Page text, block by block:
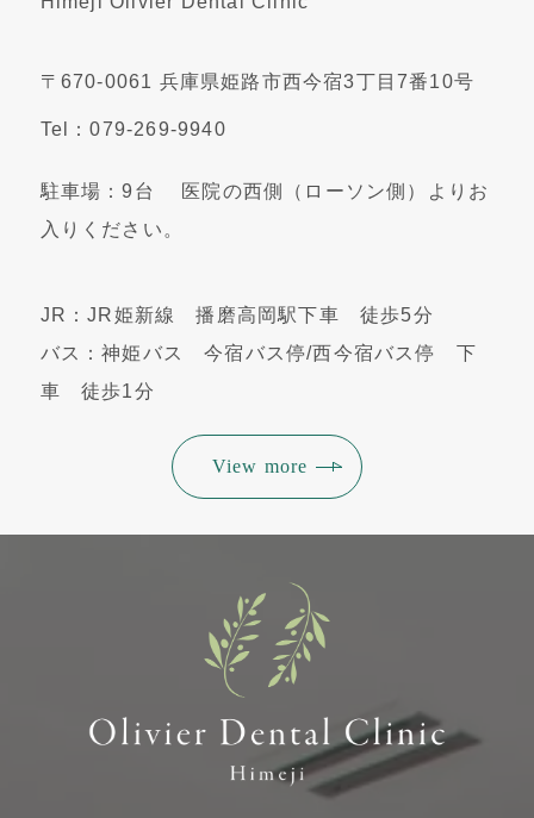
〒670-0061 兵庫県姫路市西今宿3丁目7番10号
Tel：079-269-9940
駐車場：9台 医院の西側（ローソン側）よりお
入りください。
JR：JR姫新線 播磨高岡駅下車 徒歩5分
バス：神姫バス 今宿バス停/西今宿バス停 下
車 徒歩1分
View more